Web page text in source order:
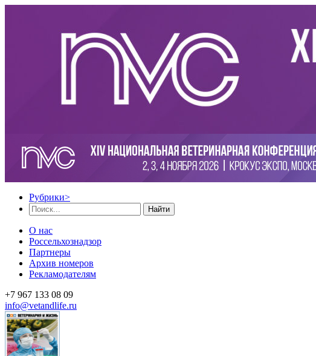
Рубрики>
Найти
О нас
Россельхознадзор
Партнеры
Архив номеров
Рекламодателям
+7 967 133 08 09
info@vetandlife.ru